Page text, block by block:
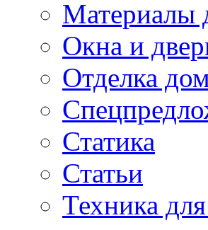
Материалы
Окна и
Отделка
Статика
Статьи
Техника